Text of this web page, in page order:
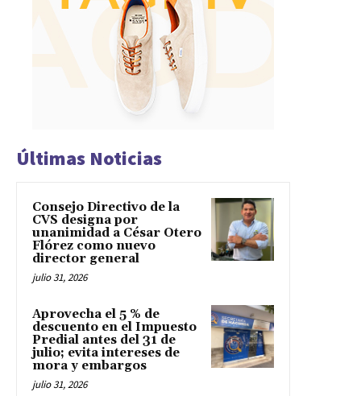
Últimas Noticias
Consejo Directivo de la
CVS designa por
unanimidad a César Otero
Flórez como nuevo
director general
julio 31, 2026
Aprovecha el 5 % de
descuento en el Impuesto
Predial antes del 31 de
julio; evita intereses de
mora y embargos
julio 31, 2026